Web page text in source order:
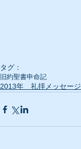
タグ：
旧約聖書申命記
2013年 礼拝メッセージ